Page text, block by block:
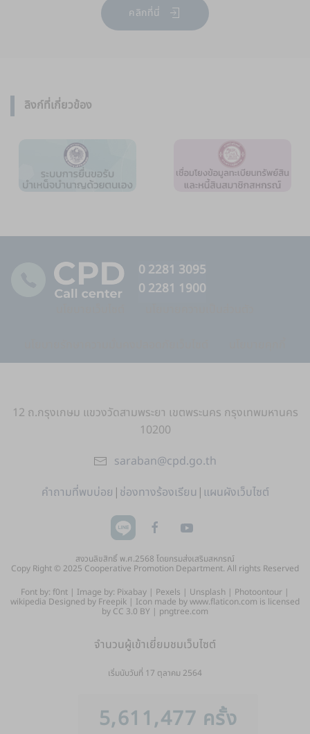
คลิกที่นี่
ลิงก์ที่เกี่ยวข้อง
0 2281 3095
0 2281 1900
12 ถ.กรุงเกษม แขวงวัดสามพระยา เขตพระนคร กรุงเทพมหานคร
10200
saraban@cpd.go.th
คำถามที่พบบ่อย | ช่องทางร้องเรียน | แผนผังเว็บไซต์
สงวนลิขสิทธิ์ พ.ศ.2568 โดยกรมส่งเสริมสหกรณ์
Copy Right © 2025 Cooperative Promotion Department. All rights Reserved
Font by: f0nt | Image by: Pixabay | Pexels | Unsplash | Photoontour |
wikipedia Designed by Freepik | Icon made by www.flaticon.com is licensed
by CC 3.0 BY | pngtree.com
จำนวนผู้เข้าเยี่ยมชมเว็บไซต์
เริ่มนับวันที่ 17 ตุลาคม 2564
5,611,477 ครั้ง